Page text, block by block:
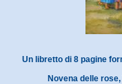
Un libretto di 8 pagine
Novena delle